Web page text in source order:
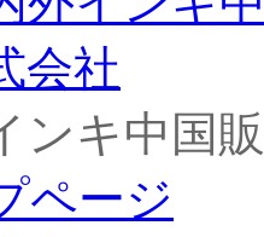
ンキ中国
ページ